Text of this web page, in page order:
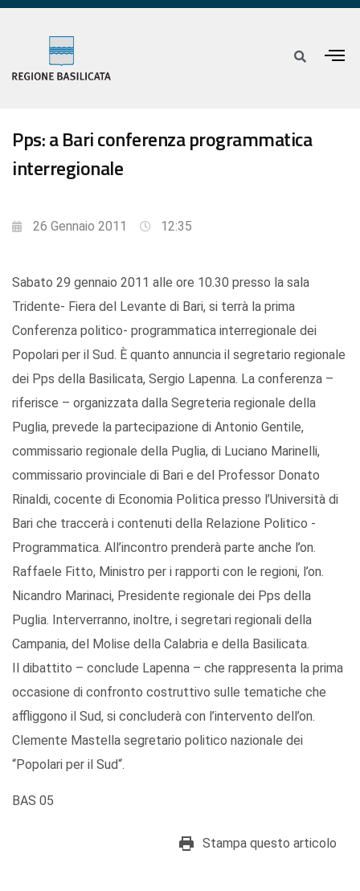
Pps: a Bari conferenza programmatica
interregionale
26 Gennaio 2011 12:35
Sabato 29 gennaio 2011 alle ore 10.30 presso la sala
Tridente- Fiera del Levante di Bari, si terrà la prima
Conferenza politico- programmatica interregionale dei
Popolari per il Sud. È quanto annuncia il segretario regionale
dei Pps della Basilicata, Sergio Lapenna. La conferenza –
riferisce – organizzata dalla Segreteria regionale della
Puglia, prevede la partecipazione di Antonio Gentile,
commissario regionale della Puglia, di Luciano Marinelli,
commissario provinciale di Bari e del Professor Donato
Rinaldi, cocente di Economia Politica presso l’Università di
Bari che traccerà i contenuti della Relazione Politico -
Programmatica. All’incontro prenderà parte anche l’on.
Raffaele Fitto, Ministro per i rapporti con le regioni, l’on.
Nicandro Marinaci, Presidente regionale dei Pps della
Puglia. Interverranno, inoltre, i segretari regionali della
Campania, del Molise della Calabria e della Basilicata.
Il dibattito – conclude Lapenna – che rappresenta la prima
occasione di confronto costruttivo sulle tematiche che
affliggono il Sud, si concluderà con l’intervento dell’on.
Clemente Mastella segretario politico nazionale dei
“Popolari per il Sud“.
BAS 05
Stampa questo articolo